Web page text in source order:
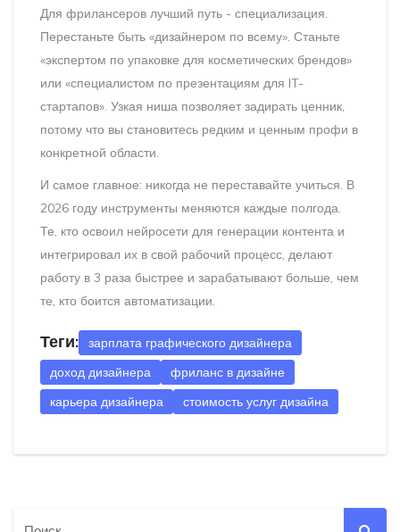
Для фрилансеров лучший путь - специализация.
Перестаньте быть «дизайнером по всему». Станьте
«экспертом по упаковке для косметических брендов»
или «специалистом по презентациям для IT-
стартапов». Узкая ниша позволяет задирать ценник,
потому что вы становитесь редким и ценным профи в
конкретной области.
И самое главное: никогда не переставайте учиться. В
2026 году инструменты меняются каждые полгода.
Те, кто освоил нейросети для генерации контента и
интегрировал их в свой рабочий процесс, делают
работу в 3 раза быстрее и зарабатывают больше, чем
те, кто боится автоматизации.
Теги:
зарплата графического дизайнера
доход дизайнера
фриланс в дизайне
карьера дизайнера
стоимость услуг дизайна